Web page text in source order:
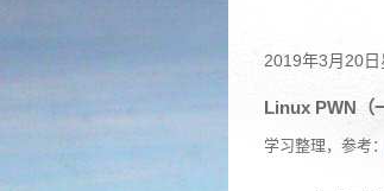
2019年3月20日
Linux PWN（
学习整理，参考：